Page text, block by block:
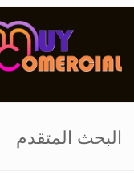
البحث المتقدم